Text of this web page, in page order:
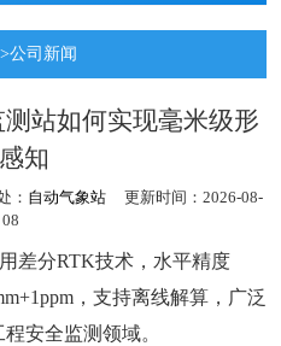
公司新闻
站如何实现毫米级形
知
： 自动气象站 更新时间：2026-08-
08
差分RTK技术，水平精度
，支持离线解算，广泛
安全监测领域。